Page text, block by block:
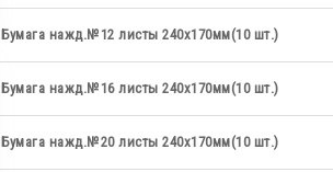
Бумага нажд.№12 листы 240х170мм(10 шт.)
Бумага нажд.№16 листы 240х170мм(10 шт.)
Бумага нажд.№20 листы 240х170мм(10 шт.)